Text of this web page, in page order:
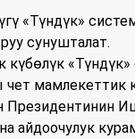
«Түндүк»
сунушталат.
күбөлүк
мамлекеттик
Президентинин
айдоочулук